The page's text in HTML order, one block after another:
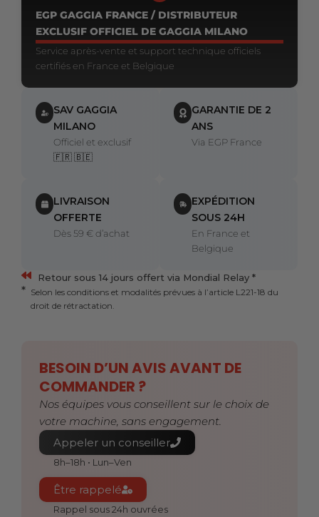
EGP GAGGIA FRANCE / DISTRIBUTEUR
EXCLUSIF OFFICIEL DE GAGGIA MILANO
Service après-vente et support technique officiels
certifiés en France et Belgique
LIVRAISON
OFFERTE
Dès 59 € d’achat
EXPÉDITION
SOUS 24H
En France et
Belgique
SAV GAGGIA
MILANO
Officiel et exclusif
🇫🇷 🇧🇪
GARANTIE DE 2
ANS
Via EGP France
Retour sous 14 jours offert via Mondial Relay *
Selon les conditions et modalités prévues à l’article L221-18 du
droit de rétractation.
BESOIN D’UN AVIS AVANT DE
COMMANDER ?
Nos équipes vous conseillent sur le choix de
votre machine, sans engagement.
Appeler un conseiller
8h–18h • Lun–Ven
Être rappelé
Rappel sous 24h ouvrées